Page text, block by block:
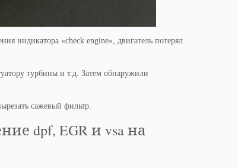
индикатора «check engine», двигатель потерял
турбины и т.д. Затем обнаружили
сажевый фильтр.
dpf, EGR и vsa на